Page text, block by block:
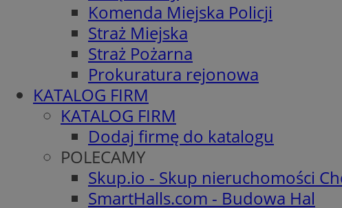
Komenda Miejska Policji
Straż Miejska
Straż Pożarna
Prokuratura rejonowa
KATALOG FIRM
KATALOG FIRM
Dodaj firmę do katalogu
POLECAMY
Skup.io - Skup nieruchomości
SmartHalls.com - Budowa Hal